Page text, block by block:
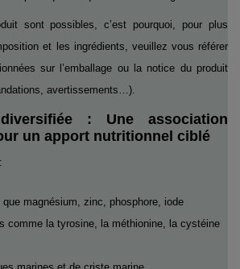
sont possibles, c’est pourquoi, pour plus
et les ingrédients, veuillez vous référer
sur l’emballage ou la notice du produit
avertissements…).
: Une association
un apport nutritionnel ciblé
magnésium, zinc, phosphore, iode
comme la tyrosine, la méthionine, la cystéine